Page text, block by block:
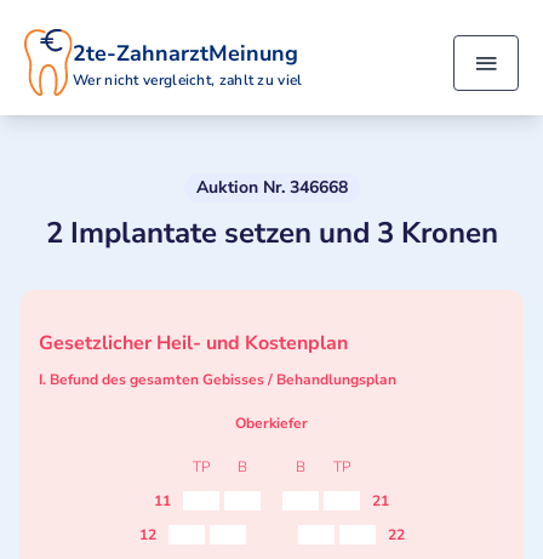
2te-ZahnarztMeinung
Wer nicht vergleicht, zahlt zu viel
Auktion Nr. 346668
2 Implantate setzen und 3 Kronen
Gesetzlicher Heil- und Kostenplan
I. Befund des gesamten Gebisses / Behandlungsplan
Oberkiefer
TP B B
TP
11
21
12
22